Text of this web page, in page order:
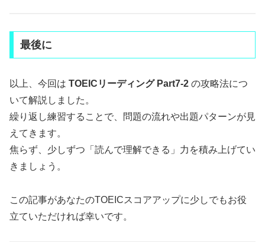
最後に
以上、今回は TOEICリーディング Part7-2 の攻略法につ
いて解説しました。
繰り返し練習することで、問題の流れや出題パターンが見
えてきます。
焦らず、少しずつ「読んで理解できる」力を積み上げてい
きましょう。
この記事があなたのTOEICスコアアップに少しでもお役
立ていただければ幸いです。